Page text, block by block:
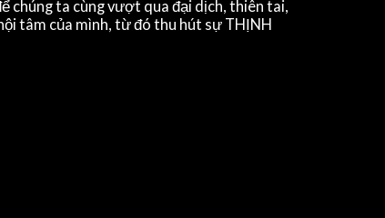
chúng ta cùng vượt qua đại dịch, thiên tai,
tâm của mình, từ đó thu hút sự THỊNH